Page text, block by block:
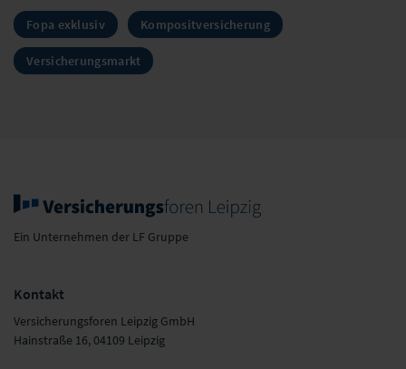
Fopa exklusiv Kompositversicherung
Versicherungsmarkt
Ein Unternehmen der LF Gruppe
Kontakt
Versicherungsforen Leipzig GmbH
Hainstraße 16, 04109 Leipzig